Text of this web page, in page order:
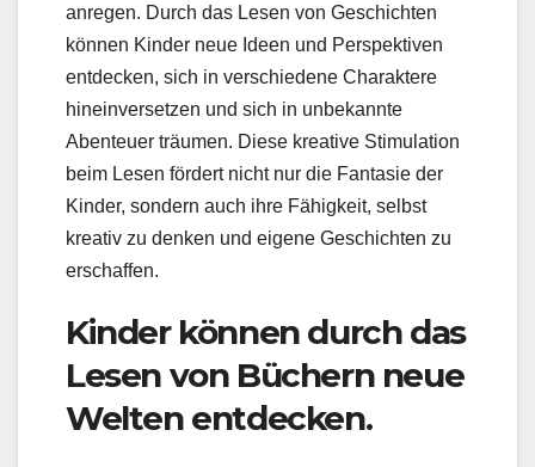
anregen. Durch das Lesen von Geschichten
können Kinder neue Ideen und Perspektiven
entdecken, sich in verschiedene Charaktere
hineinversetzen und sich in unbekannte
Abenteuer träumen. Diese kreative Stimulation
beim Lesen fördert nicht nur die Fantasie der
Kinder, sondern auch ihre Fähigkeit, selbst
kreativ zu denken und eigene Geschichten zu
erschaffen.
Kinder können durch das
Lesen von Büchern neue
Welten entdecken.